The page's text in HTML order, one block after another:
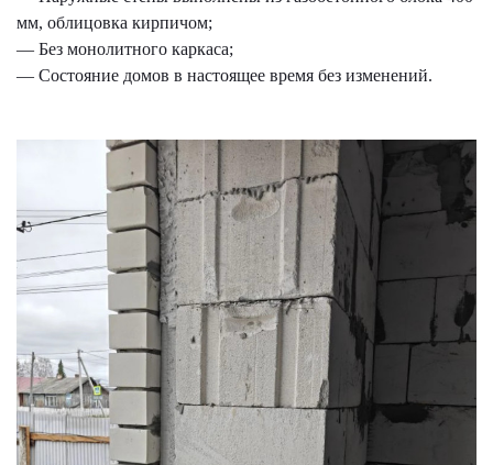
мм, облицовка кирпичом;
— Без монолитного каркаса;
— Состояние домов в настоящее время без изменений.